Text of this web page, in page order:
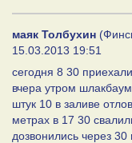
маяк Толбухин
15.03.2013 19:51
сегодня 8 30
вчера утром
штук 10 в заливе
метрах в 17 30
дозвонились через